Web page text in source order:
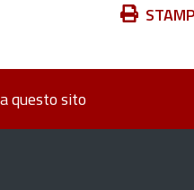
Azioni
questo sito